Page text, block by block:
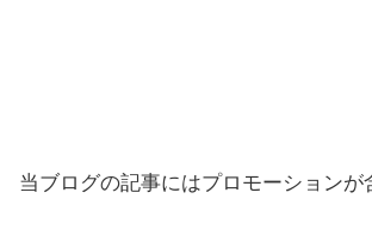
当ブログの記事にはプロモーションが